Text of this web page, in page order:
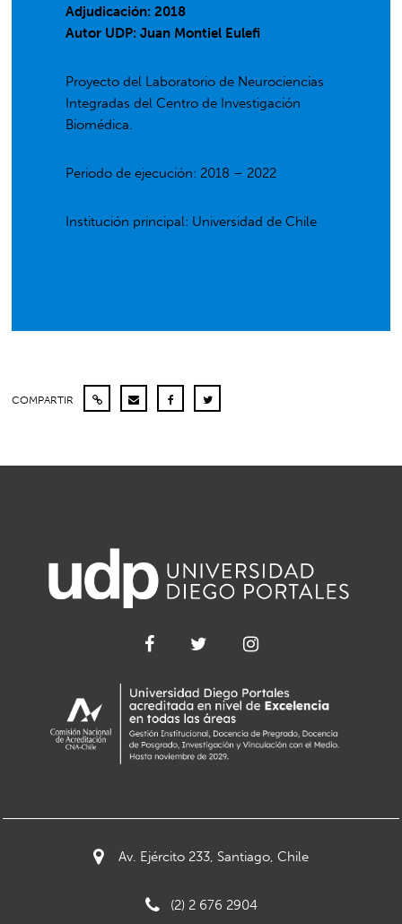
Adjudicación: 2018
Autor UDP:Juan Montiel Eulefi
Proyecto del Laboratorio de Neurociencias
Integradas del Centro de Investigación
Biomédica.
Periodo de ejecución: 2018 – 2022
Institución principal: Universidad de Chile
COMPARTIR
Av. Ejército 233, Santiago, Chile
(2) 2 676 2904